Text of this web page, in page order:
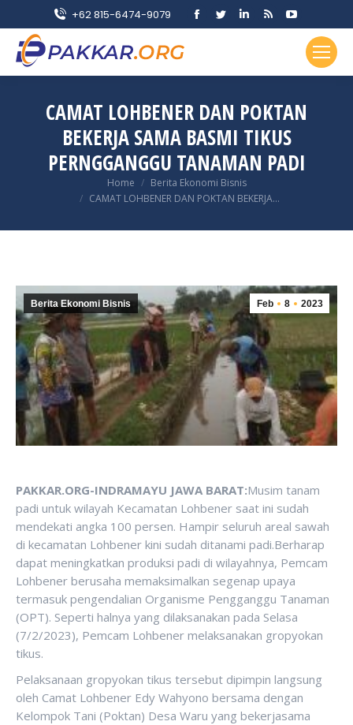
+62 815-6474-9079
Facebook
in
window
Twitter
in
window
Linkedin
in
window
Rss
opens
in
window
YouTube
page
opens
in
window
CAMAT LOHBENER DAN POKTAN
BEKERJA SAMA BASMI TIKUS
PERNGGANGGU TANAMAN PADI
Home
Berita Ekonomi Bisnis
CAMAT LOHBENER DAN POKTAN BEKERJA…
Feb 8 2023
Berita Ekonomi Bisnis
PAKKAR.ORG-INDRAMAYU JAWA BARAT:Musim tanam
padi untuk wilayah Kecamatan Lohbener saat ini sudah
mendekati angka 100 persen. Hampir seluruh areal sawah
di kecamatan Lohbener kini sudah ditanami padi.Berharap
dapat meningkatkan produksi padi di wilayahnya, Pemcam
Lohbener berusaha memaksimalkan segenap upaya
termasuk pengendalian Organisme Pengganggu Tanaman
(OPT). Seperti halnya yang dilaksanakan pada Selasa
(7/2/2023), Pemcam Lohbener melaksanakan gropyokan
tikus.
Pelaksanaan gropyokan tikus tersebut dipimpin langsung
oleh Camat Lohbener Edy Wahyono bersama dengan
Kelompok Tani (Poktan) Desa Waru yang bekerjasama